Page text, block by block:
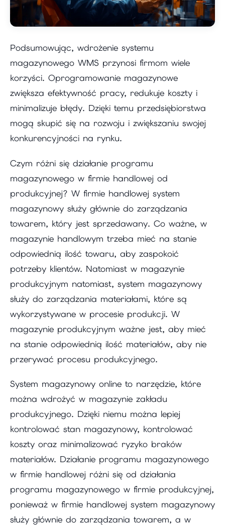
Podsumowując, wdrożenie systemu
magazynowego WMS przynosi firmom wiele
korzyści. Oprogramowanie magazynowe
zwiększa efektywność pracy, redukuje koszty i
minimalizuje błędy. Dzięki temu przedsiębiorstwa
mogą skupić się na rozwoju i zwiększaniu swojej
konkurencyjności na rynku.
Czym różni się działanie programu
magazynowego w firmie handlowej od
produkcyjnej? W firmie handlowej system
magazynowy służy głównie do zarządzania
towarem, który jest sprzedawany. Co ważne, w
magazynie handlowym trzeba mieć na stanie
odpowiednią ilość towaru, aby zaspokoić
potrzeby klientów. Natomiast w magazynie
produkcyjnym natomiast, system magazynowy
służy do zarządzania materiałami, które są
wykorzystywane w procesie produkcji. W
magazynie produkcyjnym ważne jest, aby mieć
na stanie odpowiednią ilość materiałów, aby nie
przerywać procesu produkcyjnego.
System magazynowy online to narzędzie, które
można wdrożyć w magazynie zakładu
produkcyjnego. Dzięki niemu można lepiej
kontrolować stan magazynowy, kontrolować
koszty oraz minimalizować ryzyko braków
materiałów. Działanie programu magazynowego
w firmie handlowej różni się od działania
programu magazynowego w firmie produkcyjnej,
ponieważ w firmie handlowej system magazynowy
służy głównie do zarządzania towarem, a w